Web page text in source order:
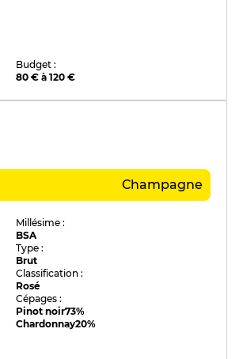
Budget :
80 € à 120 €
Champagne
Millésime :
BSA
Type :
Brut
Classification :
Rosé
Cépages :
Pinot noir73%
Chardonnay20%